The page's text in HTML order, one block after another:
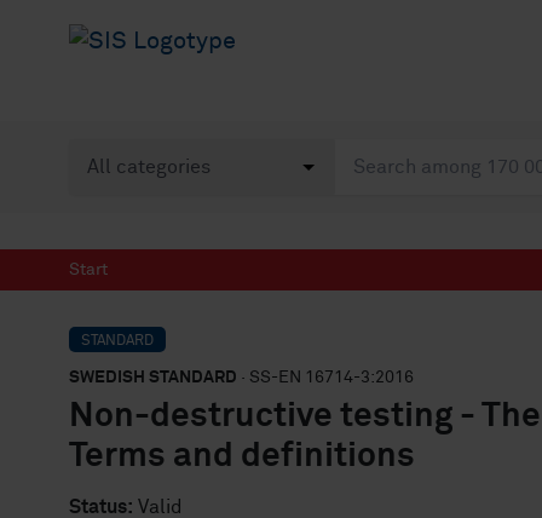
Start
STANDARD
SWEDISH STANDARD · SS-EN 16714-3:2016
Non-destructive testing -
Terms and definitions
Status: Valid